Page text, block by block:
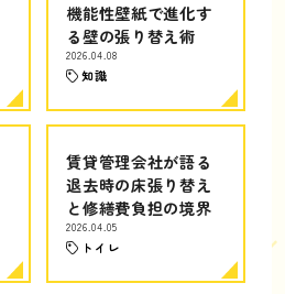
機能性壁紙で進化す
る壁の張り替え術
2026.04.08
知識
賃貸管理会社が語る
退去時の床張り替え
と修繕費負担の境界
2026.04.05
トイレ